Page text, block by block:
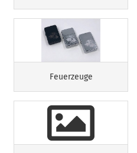
Feuerzeuge